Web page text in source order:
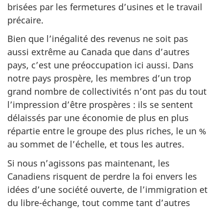
brisées par les fermetures d’usines et le travail
précaire.
Bien que l’inégalité des revenus ne soit pas
aussi extrême au Canada que dans d’autres
pays, c’est une préoccupation ici aussi. Dans
notre pays prospère, les membres d’un trop
grand nombre de collectivités n’ont pas du tout
l’impression d’être prospères : ils se sentent
délaissés par une économie de plus en plus
répartie entre le groupe des plus riches, le un %
au sommet de l’échelle, et tous les autres.
Si nous n’agissons pas maintenant, les
Canadiens risquent de perdre la foi envers les
idées d’une société ouverte, de l’immigration et
du libre-échange, tout comme tant d’autres